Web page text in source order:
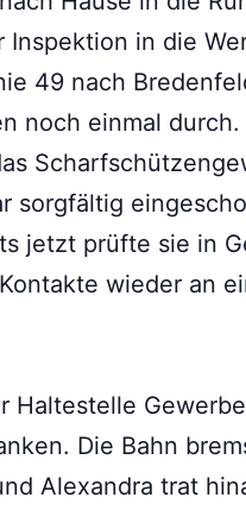
Inspektion in die
49 nach
noch einmal
sorgfältig
jetzt prüfte sie in
wieder an
Haltestelle
Die Bahn
Alexandra trat